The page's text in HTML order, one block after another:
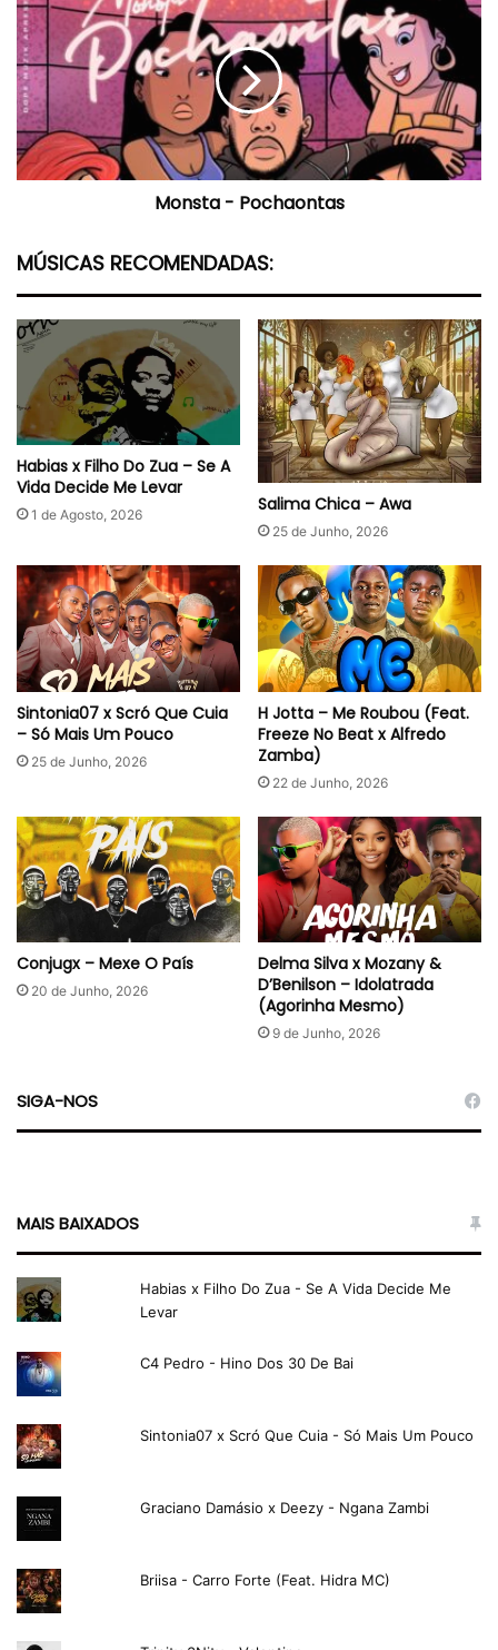
-
Pochaontas
Monsta - Pochaontas
MÚSICAS RECOMENDADAS:
Habias x Filho Do Zua – Se A
Vida Decide Me Levar
1 de Agosto, 2026 Salima Chica – Awa
25 de Junho, 2026
Sintonia07 x Scró Que Cuia
– Só Mais Um Pouco
25 de Junho, 2026
H Jotta – Me Roubou (Feat.
Freeze No Beat x Alfredo
Zamba)
22 de Junho, 2026
Conjugx – Mexe O País
20 de Junho, 2026
Delma Silva x Mozany &
D’Benilson – Idolatrada
(Agorinha Mesmo)
9 de Junho, 2026
SIGA-NOS
MAIS BAIXADOS
Habias x Filho Do Zua - Se A Vida Decide Me
Levar
C4 Pedro - Hino Dos 30 De Bai
Sintonia07 x Scró Que Cuia - Só Mais Um Pouco
Graciano Damásio x Deezy - Ngana Zambi
Briisa - Carro Forte (Feat. Hidra MC)